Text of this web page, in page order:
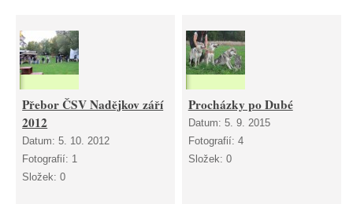
Přebor ČSV Nadějkov září
2012
Datum:5. 10. 2012
Fotografií: 1
Složek:0
Procházky po Dubé
Datum: 5. 9. 2015
Fotografií: 4
Složek: 0